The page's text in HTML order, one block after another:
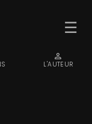
☰
PERSON
L'AUTEUR